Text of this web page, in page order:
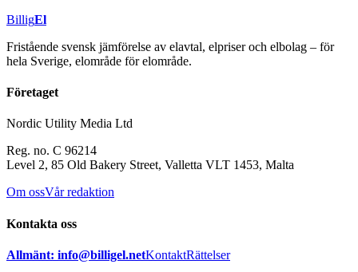
BilligEl
Fristående svensk jämförelse av elavtal, elpriser och elbolag – för
hela Sverige, elområde för elområde.
Företaget
Nordic Utility Media Ltd
Reg. no. C 96214
Level 2, 85 Old Bakery Street, Valletta VLT 1453, Malta
Om ossVår redaktion
Kontakta oss
Allmänt: info@billigel.netKontaktRättelser